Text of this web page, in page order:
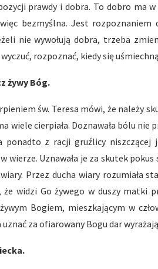
prawdy i dobra. To dobro ma
bezmyślna. Jest rozpoznaniem
nie wywołują dobra, trzeba
rozpoznać, kiedy się
żywy Bóg.
św. Teresa mówi, że należy
wiele cierpiała. Doznawała bólu
z racji gruźlicy niszczącej
wierze. Uznawała je za skutek
Przez ducha wiary rozumiała
że widzi Go żywego w duszy matki
Bogiem, mieszkającym w
uznać za ofiarowany Bogu dar